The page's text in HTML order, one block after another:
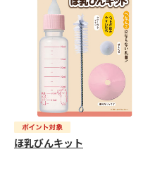
ほ乳びんキット